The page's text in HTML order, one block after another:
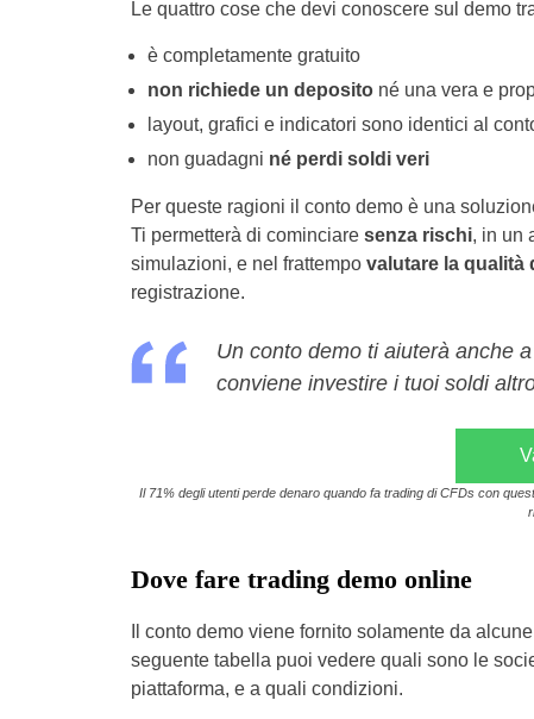
Le quattro cose che devi conoscere sul demo
è completamente gratuito
non richiede un depositoné una vera e
layout, grafici e indicatori sono identici al
non guadagni né perdi soldi veri
Per queste ragioni il conto demo è una
Ti permetterà di cominciare senza rischi, in un
simulazioni, e nel frattempo valutare la qualità
registrazione.
Un conto demo ti aiuterà anche
conviene investire i tuoi soldi
Il 71% degli utenti perde denaro quando fa trading di CFDs con
Dove fare trading demo online
Il conto demo viene fornito solamente da
seguente tabella puoi vedere quali sono le
piattaforma, e a quali condizioni.